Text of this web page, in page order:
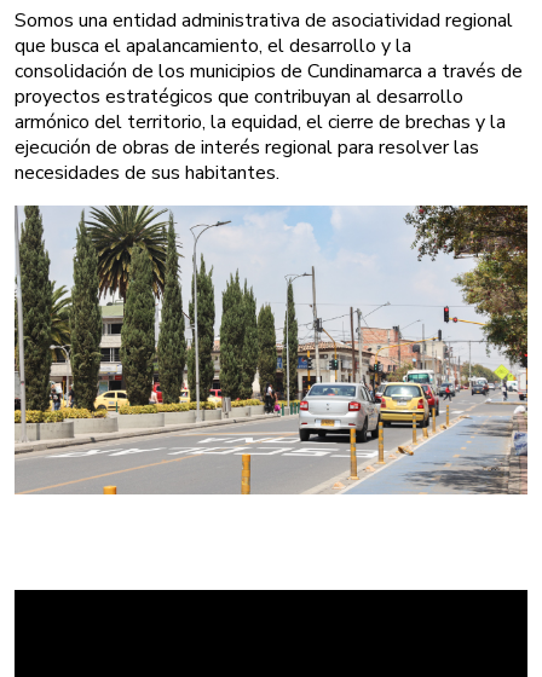
Somos una entidad administrativa de asociatividad regional
que busca el apalancamiento, el desarrollo y la
consolidación de los municipios de Cundinamarca a través de
proyectos estratégicos que contribuyan al desarrollo
armónico del territorio, la equidad, el cierre de brechas y la
ejecución de obras de interés regional para resolver las
necesidades de sus habitantes.